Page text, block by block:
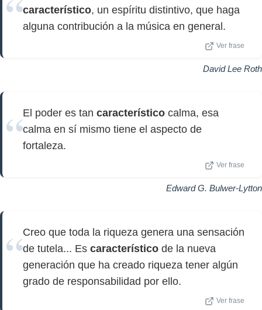
característico, un espíritu distintivo, que haga
alguna contribución a la música en general.
Ver frase
David Lee Roth
El poder es tan característico calma, esa
calma en sí mismo tiene el aspecto de
fortaleza.
Ver frase
Edward G. Bulwer-Lytton
Creo que toda la riqueza genera una sensación
de tutela... Es característico de la nueva
generación que ha creado riqueza tener algún
grado de responsabilidad por ello.
Ver frase